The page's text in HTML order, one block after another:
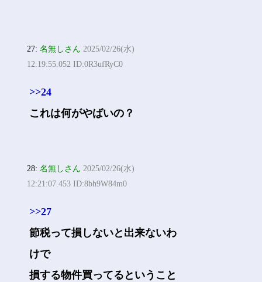
27:名無しさん 2025/02/26(水)
12:19:55.052 ID:0R3ufRyC0
>>24
これは何がやばいの？
28:名無しさん 2025/02/26(水)
12:21:07.453 ID:8bh9W84m0
>>27
節税って損しないと出来ないわ
けで
損する物件買ってるということ